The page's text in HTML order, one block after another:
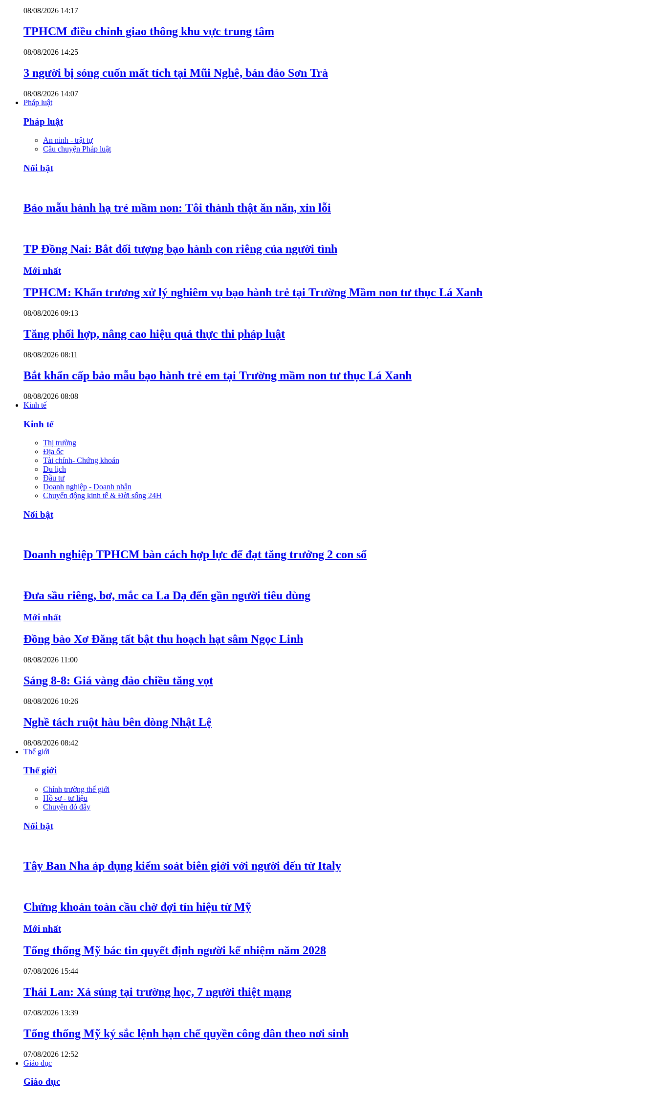
08/08/2026 14:17
TPHCM điều chỉnh giao thông khu vực trung tâm
08/08/2026 14:25
3 người bị sóng cuốn mất tích tại Mũi Nghê, bán đảo Sơn Trà
08/08/2026 14:07
Pháp luật
Pháp luật
An ninh - trật tự
Câu chuyện Pháp luật
Nổi bật
Bảo mẫu hành hạ trẻ mầm non: Tôi thành thật ăn năn, xin lỗi
TP Đồng Nai: Bắt đối tượng bạo hành con riêng của người tình
Mới nhất
TPHCM: Khẩn trương xử lý nghiêm vụ bạo hành trẻ tại Trường Mầm non tư thục Lá Xanh
08/08/2026 09:13
Tăng phối hợp, nâng cao hiệu quả thực thi pháp luật
08/08/2026 08:11
Bắt khẩn cấp bảo mẫu bạo hành trẻ em tại Trường mầm non tư thục Lá Xanh
08/08/2026 08:08
Kinh tế
Kinh tế
Thị trường
Địa ốc
Tài chính- Chứng khoán
Du lịch
Đầu tư
Doanh nghiệp - Doanh nhân
Chuyển động kinh tế & Đời sống 24H
Nổi bật
Doanh nghiệp TPHCM bàn cách hợp lực để đạt tăng trưởng 2 con số
Đưa sầu riêng, bơ, mắc ca La Dạ đến gần người tiêu dùng
Mới nhất
Đồng bào Xơ Đăng tất bật thu hoạch hạt sâm Ngọc Linh
08/08/2026 11:00
Sáng 8-8: Giá vàng đảo chiều tăng vọt
08/08/2026 10:26
Nghề tách ruột hàu bên dòng Nhật Lệ
08/08/2026 08:42
Thế giới
Thế giới
Chính trường thế giới
Hồ sơ - tư liệu
Chuyện đó đây
Nổi bật
Tây Ban Nha áp dụng kiểm soát biên giới với người đến từ Italy
Chứng khoán toàn cầu chờ đợi tín hiệu từ Mỹ
Mới nhất
Tổng thống Mỹ bác tin quyết định người kế nhiệm năm 2028
07/08/2026 15:44
Thái Lan: Xả súng tại trường học, 7 người thiệt mạng
07/08/2026 13:39
Tổng thống Mỹ ký sắc lệnh hạn chế quyền công dân theo nơi sinh
07/08/2026 12:52
Giáo dục
Giáo dục